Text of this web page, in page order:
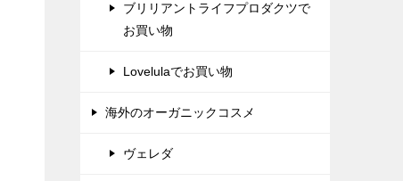
ブリリアントライフプロダクツで
お買い物
Lovelulaでお買い物
海外のオーガニックコスメ
ヴェレダ